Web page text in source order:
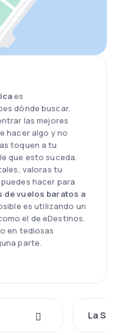
es
dónde buscar.
las mejores
hacer algo y no
toquen a tu
que esto suceda.
valoras tu
hacer para
vuelos baratos a
es utilizando un
el de eDestinos.
en tediosas
parte.
La